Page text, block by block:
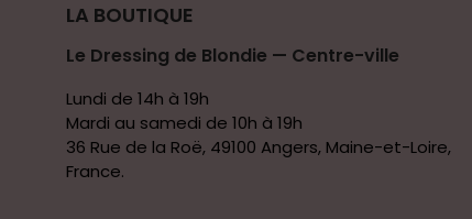
LA BOUTIQUE
Le Dressing de Blondie — Centre-ville
Lundi de 14h à 19h
Mardi au samedi de 10h à 19h
36 Rue de la Roë, 49100 Angers, Maine-et-Loire,
France.